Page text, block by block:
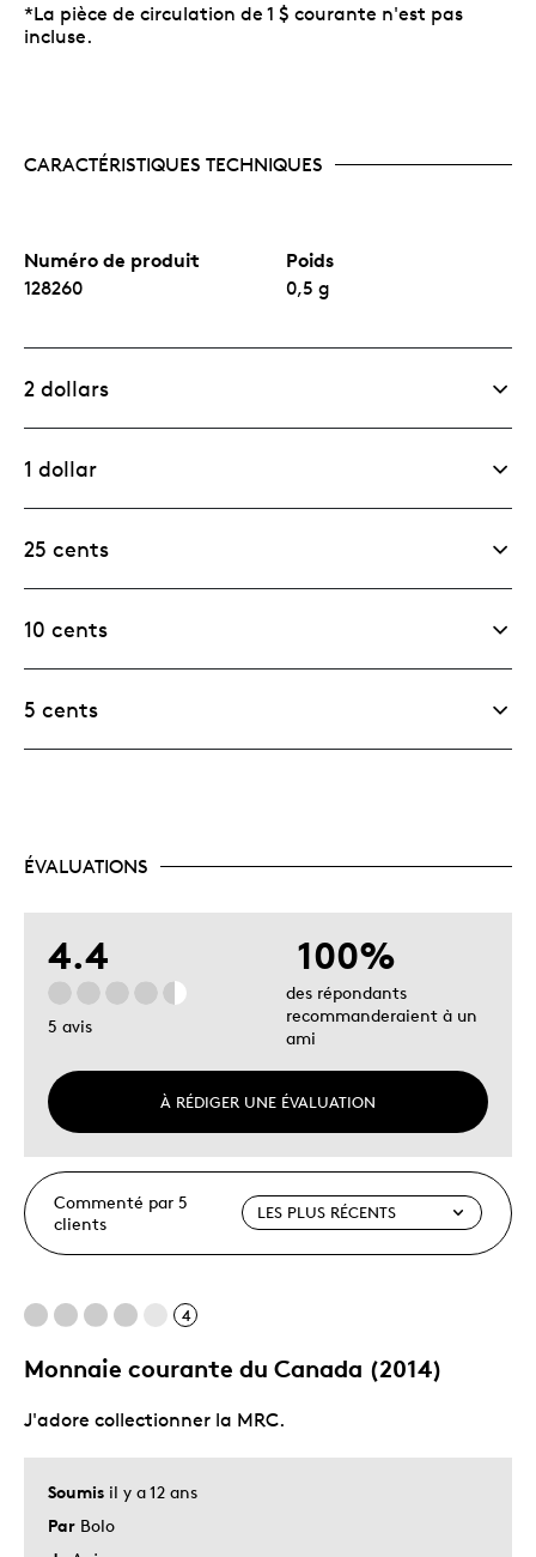
*La pièce de circulation de 1 $ courante n'est pas
incluse.
CARACTÉRISTIQUES TECHNIQUES
Numéro de produit
128260
Poids
0,5 g
2 dollars
1 dollar
25 cents
10 cents
5 cents
ÉVALUATIONS
4.4
5 avis
À RÉDIGER UNE ÉVALUATION
100%
des répondants
recommanderaient à un
ami
Commenté par 5
clients
4
Monnaie courante du Canada (2014)
Soumis il y a 12 ans
Par Bolo
J'adore collectionner la MRC.